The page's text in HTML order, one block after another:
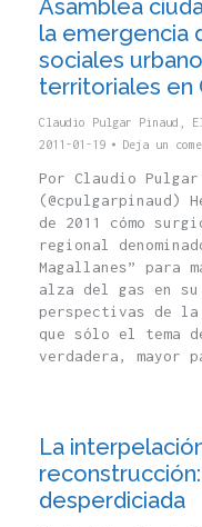
Asamblea
la emergencia
sociales
territoriales en
Claudio Pulgar Pinaud
2011-01-19
Deja un
Por Claudio Pulgar
(@cpulgarpinaud)
de 2011 cómo
regional
Magallanes” para
alza del gas en
perspectivas de la
que sólo el tema
verdadera, mayor
La
desperdiciada